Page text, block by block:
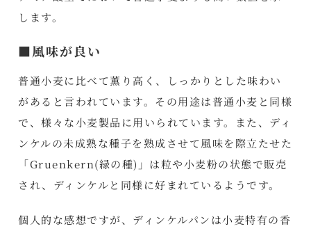
します。
■風味が良い
普通小麦に比べて薫り高く、しっかりとした味わい
があると言われています。その用途は普通小麦と同様
で、様々な小麦製品に用いられています。また、ディ
ンケルの未成熟な種子を熟成させて風味を際立たせた
「Gruenkern(緑の種)」は粒や小麦粉の状態で販売
され、ディンケルと同様に好まれているようです。
個人的な感想ですが、ディンケルパンは小麦特有の香